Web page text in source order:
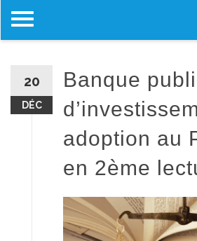
Banque
adoption au
en 2ème
20
DÉC